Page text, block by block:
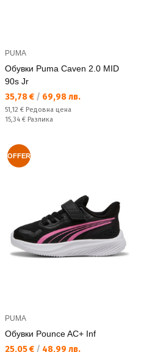
PUMA
Обувки Puma Caven 2.0 MID
90s Jr
Текуща цена:
35,78 € / 69,98 лв.
Редовна цена:
51,12 € Редовна цена
Спестявате:
15,34 € Разлика
OFFER
PUMA
Обувки Pounce AC+ Inf
Текуща цена:
25,05 € / 48,99 лв.